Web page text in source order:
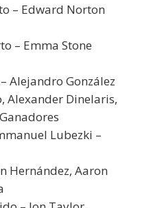
– Edward Norton
– Emma Stone
Alejandro González
Alexander Dinelaris,
Lubezki –
Hernández, Aaron